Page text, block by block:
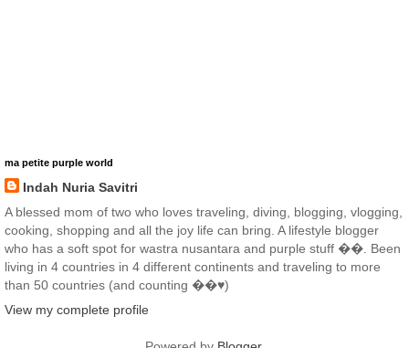
ma petite purple world
Indah Nuria Savitri
A blessed mom of two who loves traveling, diving, blogging, vlogging,
cooking, shopping and all the joy life can bring. A lifestyle blogger
who has a soft spot for wastra nusantara and purple stuff ��. Been
living in 4 countries in 4 different continents and traveling to more
than 50 countries (and counting ��♥️)
View my complete profile